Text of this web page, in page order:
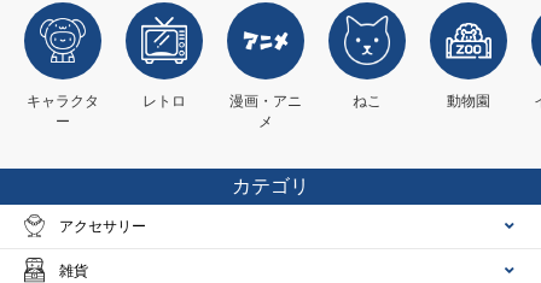
キャラクタ
ー
レトロ
漫画・アニ
メ
ねこ 動物園
カテゴリ
アクセサリー
雑貨